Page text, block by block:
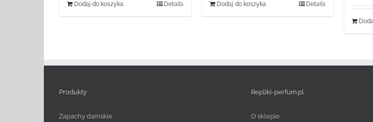
Dodaj do koszyka Details Dodaj do koszyka Details
Produkty
Zapachy damskie
Repliki-perfum.pl
O sklepie